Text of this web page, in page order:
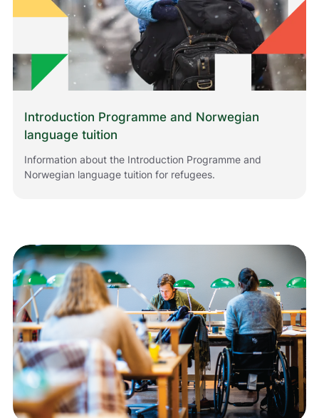
Introduction Programme and Norwegian
language tuition
Information about the Introduction Programme and
Norwegian language tuition for refugees.
e
r
o
s
m
ø
r
e
n
e
t
t
e